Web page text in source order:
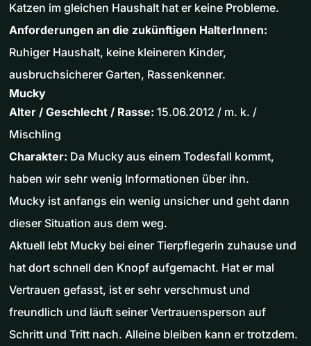
Katzen im gleichen Haushalt hat er keine Probleme.
Anforderungen an die zukünftigen HalterInnen:
Ruhiger Haushalt, keine kleineren Kinder,
ausbruchsicherer Garten, Rassenkenner.
Mucky
Alter / Geschlecht / Rasse: 15.06.2012 / m. k. /
Mischling
Charakter: Da Mucky aus einem Todesfall kommt,
haben wir sehr wenig Informationen über ihn.
Mucky ist anfangs ein wenig unsicher und geht dann
dieser Situation aus dem weg.
Aktuell lebt Mucky bei einer Tierpflegerin zuhause und
hat dort schnell den Knopf aufgemacht. Hat er mal
Vertrauen gefasst, ist er sehr verschmust und
freundlich und läuft seiner Vertrauensperson auf
Schritt und Tritt nach. Alleine bleiben kann er trotzdem.